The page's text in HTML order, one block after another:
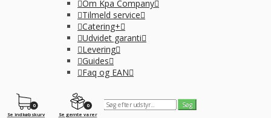
Om Kpa Company
Tilmeld service
Catering+
Udvidet garanti
Levering
Guides
Faq og EAN
0
Se gemte varer
0
Se indkøbskurv